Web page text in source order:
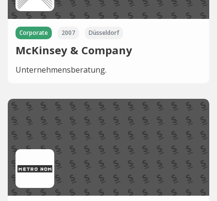
Corporate 2007 Düsseldorf
McKinsey & Company
Unternehmensberatung.